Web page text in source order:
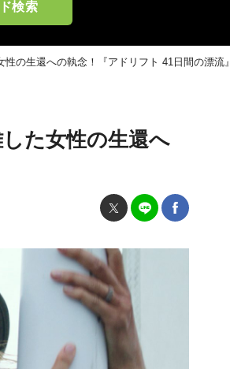
検索
の生還への執念！『アドリフト 41日間の漂流』
た女性の生還へ